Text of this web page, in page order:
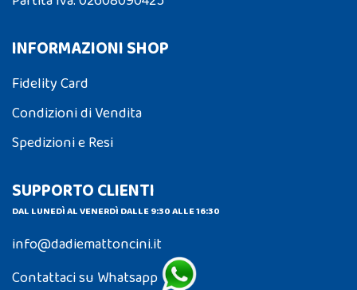
INFORMAZIONI SHOP
Fidelity Card
Condizioni di Vendita
Spedizioni e Resi
SUPPORTO CLIENTI
DAL LUNEDÌ AL VENERDÌ DALLE 9:30 ALLE 16:30
info@dadiemattoncini.it
Contattaci su Whatsapp